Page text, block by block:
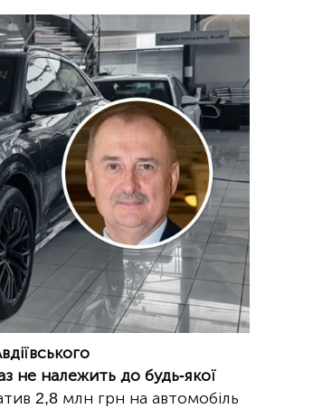
не належить до будь-якої
2,8 млн грн на автомобіль